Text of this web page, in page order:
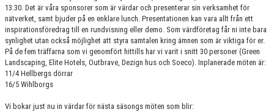
13.30. Det är våra sponsorer som är värdar och presenterar sin verksamhet för
nätverket, samt bjuder på en enklare lunch. Presentationen kan vara allt från ett
inspirationsföredrag till en rundvisning eller demo. Som värdföretag får ni inte bara
synlighet utan också möjlighet att styra samtalen kring ämnen som är viktiga för er.
På de fem träffarna som vi genomfört hittills har vi varit i snitt 30 personer (Green
Landscaping, Elite Hotels, Outbrave, Dezign hus och Soeco). Inplanerade möten är:
11/4 Hellbergs dörrar
16/5 Wihlborgs
Vi bokar just nu in värdar för nästa säsongs möten som blir: